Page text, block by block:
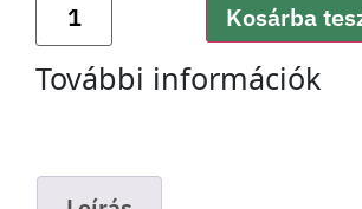
Kosárba
További információk